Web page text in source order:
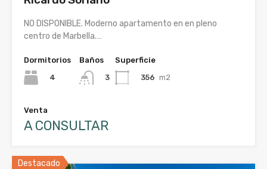
NO DISPONIBLE. Moderno apartamento en en pleno
centro de Marbella.…
Dormitorios
4
Baños
3
Superficie
356 m2
Venta
A CONSULTAR
Destacado